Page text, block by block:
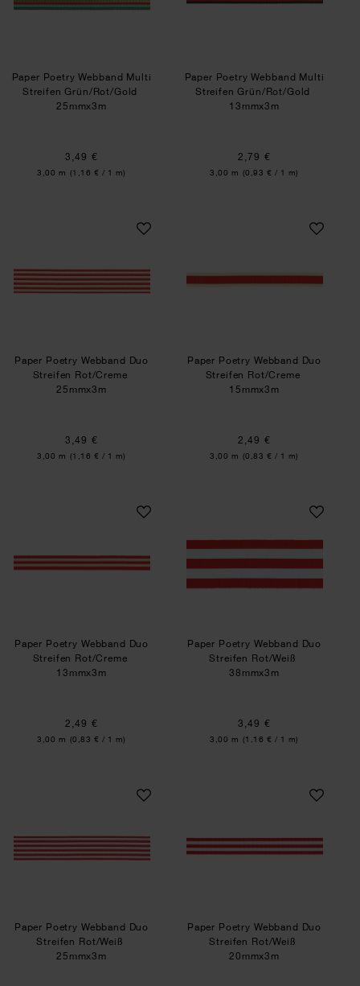
Paper Poetry Webband Multi
Streifen Grün/Rot/Gold
25mmx3m
3,49 €
Inhalt:
3,00 m (1,16 € / 1 m)
Paper Poetry Webband Multi
Streifen Grün/Rot/Gold
13mmx3m
2,79 €
Inhalt:
3,00 m (0,93 € / 1 m)
Paper Poetry Webband Duo Streifen Rot/Creme
Paper Poetry Webband Duo
Streifen Rot/Creme
25mmx3m
3,49 €
Inhalt:
3,00 m (1,16 € / 1 m)
Paper Poetry
Paper Poetry Webband Duo
Streifen Rot/Creme
15mmx3m
2,49 €
Inhalt:
3,00 m (0,83 € / 1 m)
Paper Poetry Webband Duo Streifen Rot/Creme
Paper Poetry Webband Duo
Streifen Rot/Creme
13mmx3m
2,49 €
Inhalt:
3,00 m (0,83 € / 1 m)
Paper Poetry
Paper Poetry Webband Duo
Streifen Rot/Weiß
38mmx3m
3,49 €
Inhalt:
3,00 m (1,16 € / 1 m)
Paper Poetry Webband Duo Streifen Rot/Weiß
Paper Poetry Webband Duo
Streifen Rot/Weiß
25mmx3m
Paper Poetry
Paper Poetry Webband Duo
Streifen Rot/Weiß
20mmx3m